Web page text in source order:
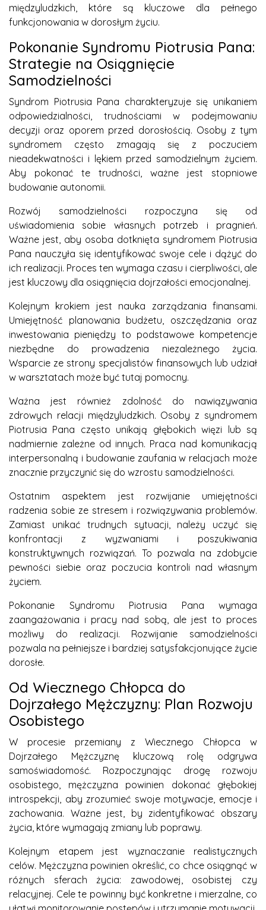
międzyludzkich, które są kluczowe dla pełnego
funkcjonowania w dorosłym życiu.
Pokonanie Syndromu Piotrusia Pana:
Strategie na Osiągnięcie
Samodzielności
Syndrom Piotrusia Pana charakteryzuje się unikaniem
odpowiedzialności, trudnościami w podejmowaniu
decyzji oraz oporem przed dorosłością. Osoby z tym
syndromem często zmagają się z poczuciem
nieadekwatności i lękiem przed samodzielnym życiem.
Aby pokonać te trudności, ważne jest stopniowe
budowanie autonomii.
Rozwój samodzielności rozpoczyna się od
uświadomienia sobie własnych potrzeb i pragnień.
Ważne jest, aby osoba dotknięta syndromem Piotrusia
Pana nauczyła się identyfikować swoje cele i dążyć do
ich realizacji. Proces ten wymaga czasu i cierpliwości, ale
jest kluczowy dla osiągnięcia dojrzałości emocjonalnej.
Kolejnym krokiem jest nauka zarządzania finansami.
Umiejętność planowania budżetu, oszczędzania oraz
inwestowania pieniędzy to podstawowe kompetencje
niezbędne do prowadzenia niezależnego życia.
Wsparcie ze strony specjalistów finansowych lub udział
w warsztatach może być tutaj pomocny.
Ważna jest również zdolność do nawiązywania
zdrowych relacji międzyludzkich. Osoby z syndromem
Piotrusia Pana często unikają głębokich więzi lub są
nadmiernie zależne od innych. Praca nad komunikacją
interpersonalną i budowanie zaufania w relacjach może
znacznie przyczynić się do wzrostu samodzielności.
Ostatnim aspektem jest rozwijanie umiejętności
radzenia sobie ze stresem i rozwiązywania problemów.
Zamiast unikać trudnych sytuacji, należy uczyć się
konfrontacji z wyzwaniami i poszukiwania
konstruktywnych rozwiązań. To pozwala na zdobycie
pewności siebie oraz poczucia kontroli nad własnym
życiem.
Pokonanie Syndromu Piotrusia Pana wymaga
zaangażowania i pracy nad sobą, ale jest to proces
możliwy do realizacji. Rozwijanie samodzielności
pozwala na pełniejsze i bardziej satysfakcjonujące życie
dorosłe.
Od Wiecznego Chłopca do
Dojrzałego Mężczyzny: Plan Rozwoju
Osobistego
W procesie przemiany z Wiecznego Chłopca w
Dojrzałego Mężczyznę kluczową rolę odgrywa
samoświadomość. Rozpoczynając drogę rozwoju
osobistego, mężczyzna powinien dokonać głębokiej
introspekcji, aby zrozumieć swoje motywacje, emocje i
zachowania. Ważne jest, by zidentyfikować obszary
życia, które wymagają zmiany lub poprawy.
Kolejnym etapem jest wyznaczanie realistycznych
celów. Mężczyzna powinien określić, co chce osiągnąć w
różnych sferach życia: zawodowej, osobistej czy
relacyjnej. Cele te powinny być konkretne i mierzalne, co